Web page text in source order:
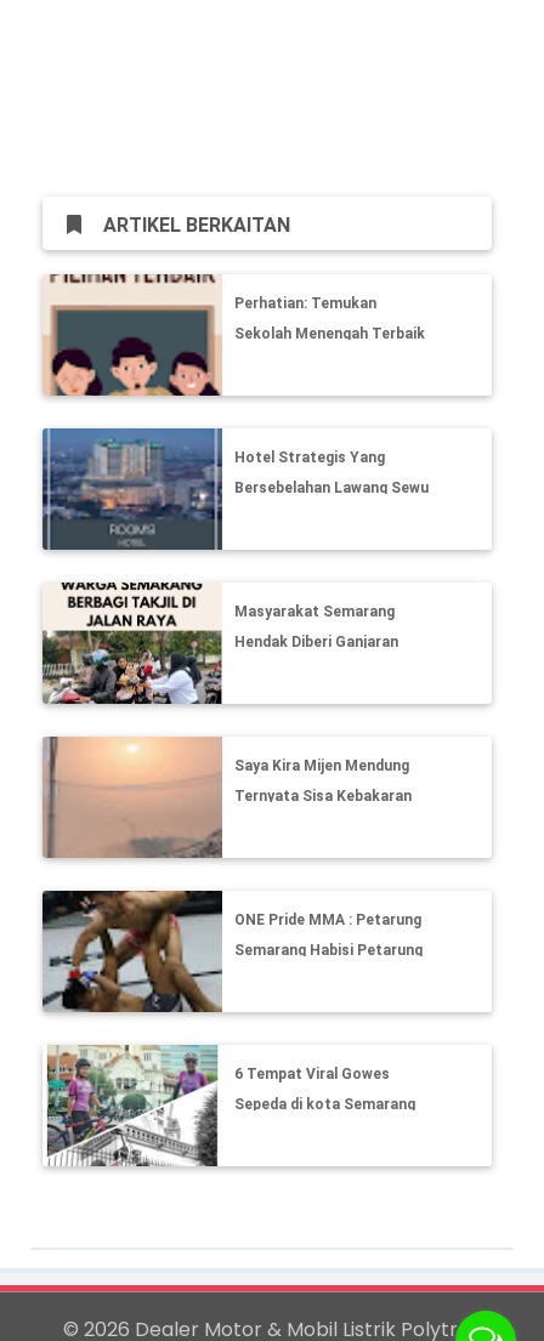
ARTIKEL BERKAITAN
Perhatian: Temukan
Sekolah Menengah Terbaik
Hotel Strategis Yang
Bersebelahan Lawang Sewu
Backpacker
Masyarakat Semarang
Hendak Diberi Ganjaran
Memberikan Takjil di Jalur
Saya Kira Mijen Mendung
Ternyata Sisa Kebakaran
ONE Pride MMA : Petarung
Semarang Habisi Petarung
6 Tempat Viral Gowes
Sepeda di kota Semarang
© 2026 Dealer Motor & Mobil Listrik Polytron